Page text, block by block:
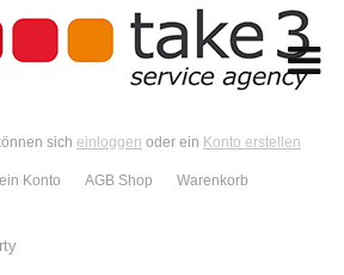
sich einloggen oder ein Konto erstellen
Konto AGB Shop Warenkorb